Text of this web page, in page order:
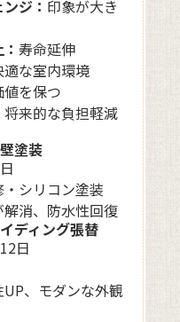
ジ： 印象が大き
寿命延伸
適な室内環境
値を保つ
将来的な負担軽減
塗装
シリコン塗装
消、防水性回復
ディング張替
日
、モダンな外観